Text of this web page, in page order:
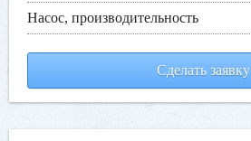
Насос, производительность
Сделать заявку